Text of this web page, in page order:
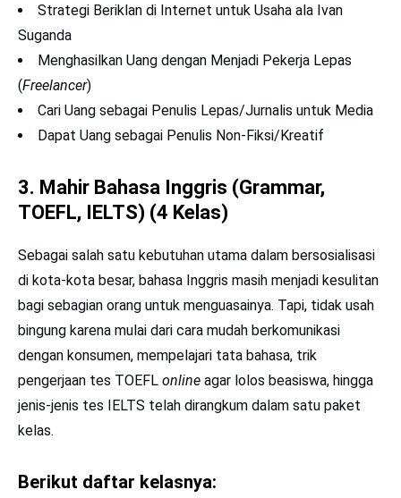
Strategi Beriklan di Internet untuk Usaha ala Ivan
Suganda
Menghasilkan Uang dengan Menjadi Pekerja Lepas
(Freelancer)
Cari Uang sebagai Penulis Lepas/Jurnalis untuk Media
Dapat Uang sebagai Penulis Non-Fiksi/Kreatif
3. Mahir Bahasa Inggris (Grammar,
TOEFL, IELTS) (4 Kelas)
Sebagai salah satu kebutuhan utama dalam bersosialisasi
di kota-kota besar, bahasa Inggris masih menjadi kesulitan
bagi sebagian orang untuk menguasainya. Tapi, tidak usah
bingung karena mulai dari cara mudah berkomunikasi
dengan konsumen, mempelajari tata bahasa, trik
pengerjaan tes TOEFL online agar lolos beasiswa, hingga
jenis-jenis tes IELTS telah dirangkum dalam satu paket
kelas.
Berikut daftar kelasnya: